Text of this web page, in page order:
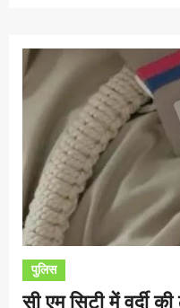
पुलिस
सी एम सिटी में वर्दी